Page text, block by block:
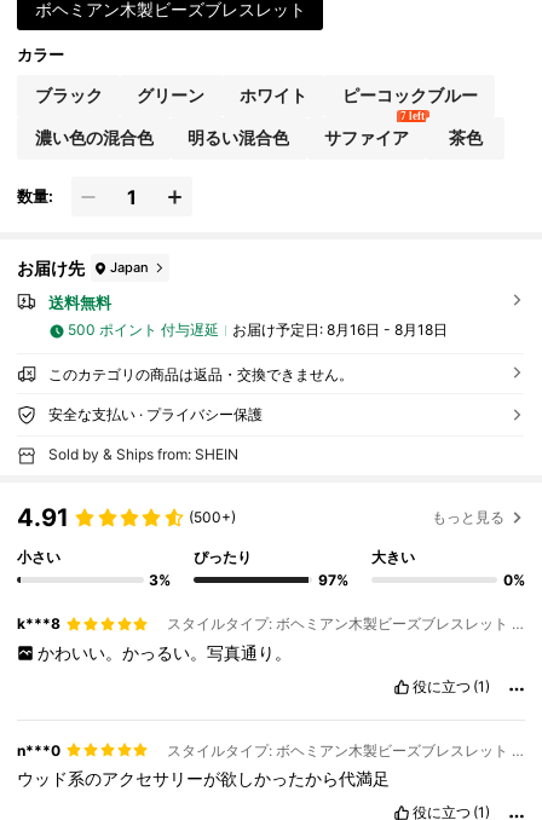
ボヘミアン木製ビーズブレスレット
カラー
ブラック グリーン ホワイト ピーコックブルー
濃い色の混合色 明るい混合色 サファイア
7 left
茶色
数量:
お届け先 Japan
送料無料
500 ポイント 付与遅延 お届け予定日: 8月16日 - 8月18日
このカテゴリの商品は返品・交換できません。
安全な支払い · プライバシー保護
Sold by & Ships from: SHEIN
4.91 (500+) もっと見る
小さい
3%
ぴったり
97%
大きい
0%
k***8 スタイルタイプ: ボヘミアン木製ビーズブレスレット / カラー: 明るい混合色
かわいい。かっるい。写真通り。
役に立つ (1)
n***0 スタイルタイプ: ボヘミアン木製ビーズブレスレット / カラー: グリーン
ウッド系のアクセサリーが欲しかったから代満足
役に立つ (1)